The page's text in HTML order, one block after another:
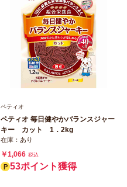
ペティオ
ペティオ 毎日健やかバランスジャー
キー カット 1．2kg
在庫：あり
￥1,066 税込
53ポイント獲得